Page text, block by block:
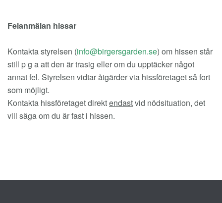
Felanmälan hissar
Kontakta styrelsen (
) om hissen står
still p g a att den är trasig eller om du upptäcker något
annat fel. Styrelsen vidtar åtgärder via hissföretaget så fort
som möjligt.
Kontakta hissföretaget direktendastvid nödsituation, det
vill säga om du är fast i hissen.